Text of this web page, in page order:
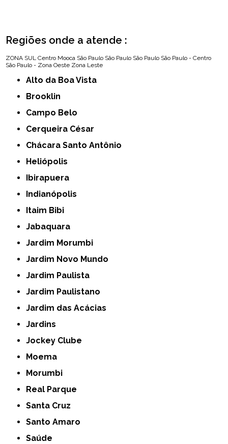
Regiões onde a atende :
ZONA SUL Centro Mooca São Paulo São Paulo São Paulo São Paulo - Centro
São Paulo - Zona Oeste Zona Leste
Alto da Boa Vista
Brooklin
Campo Belo
Cerqueira César
Chácara Santo Antônio
Heliópolis
Ibirapuera
Indianópolis
Itaim Bibi
Jabaquara
Jardim Morumbi
Jardim Novo Mundo
Jardim Paulista
Jardim Paulistano
Jardim das Acácias
Jardins
Jockey Clube
Moema
Morumbi
Real Parque
Santa Cruz
Santo Amaro
Saúde